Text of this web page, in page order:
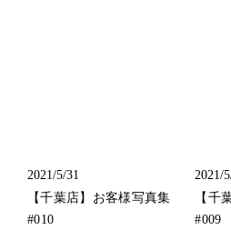
2021/5/31
【千葉店】お客様写真集
#010
2021/
【千
#009